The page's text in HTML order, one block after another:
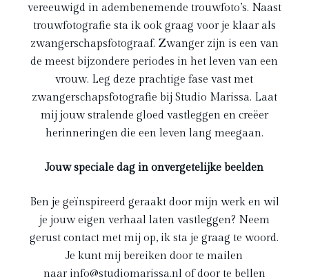
vereeuwigd in adembenemende trouwfoto’s. Naast
trouwfotografie sta ik ook graag voor je klaar als
zwangerschapsfotograaf. Zwanger zijn is een van
de meest bijzondere periodes in het leven van een
vrouw. Leg deze prachtige fase vast met
zwangerschapsfotografie bij Studio Marissa. Laat
mij jouw stralende gloed vastleggen en creëer
herinneringen die een leven lang meegaan.
Jouw speciale dag in onvergetelijke beelden
Ben je geïnspireerd geraakt door mijn werk en wil
je jouw eigen verhaal laten vastleggen? Neem
gerust contact met mij op, ik sta je graag te woord.
Je kunt mij bereiken door te mailen
naarinfo@studiomarissa.nl of door te bellen